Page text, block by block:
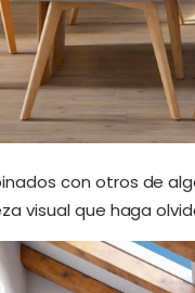
con otros de
visual que haga